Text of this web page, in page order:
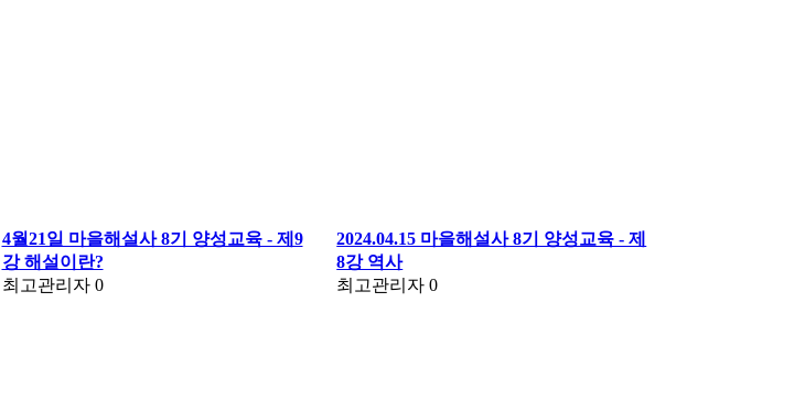
4월21일 마을해설사 8기 양성교육 - 제9
강 해설이란?
최고관리자 0
2024.04.15 마을해설사 8기 양성교육 - 제
8강 역사
최고관리자 0